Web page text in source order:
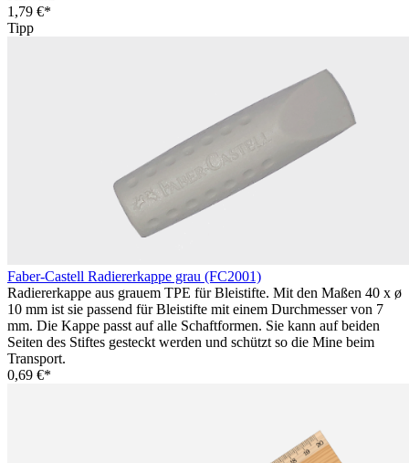
1,79 €*
Tipp
Faber-Castell Radiererkappe grau (FC2001)
Radiererkappe aus grauem TPE für Bleistifte. Mit den Maßen 40 x ø
10 mm ist sie passend für Bleistifte mit einem Durchmesser von 7
mm. Die Kappe passt auf alle Schaftformen. Sie kann auf beiden
Seiten des Stiftes gesteckt werden und schützt so die Mine beim
Transport.
0,69 €*